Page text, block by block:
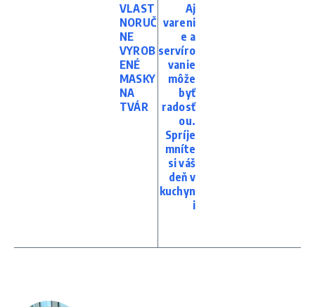
VLAST
NORUČ
NE
VYROB
ENÉ
MASKY
NA
TVÁR
Aj
vareni
e a
servíro
vanie
môže
byť
radosť
ou.
Spríje
mníte
si váš
deň v
kuchyn
i